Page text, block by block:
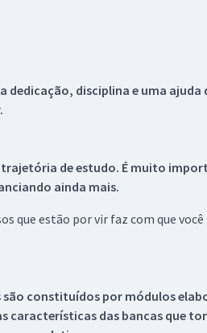
dedicação, disciplina e uma ajuda
de estudo. É muito
ainda mais.
que estão por vir faz com que
são constituídos por módulos
características das bancas que